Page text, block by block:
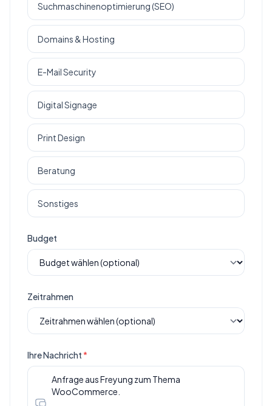
Suchmaschinenoptimierung (SEO)
Domains & Hosting
E-Mail Security
Digital Signage
Print Design
Beratung
Sonstiges
Budget
Zeitrahmen
Ihre Nachricht*